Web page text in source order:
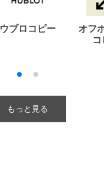
ウブロコピー
オフ
もっと見る